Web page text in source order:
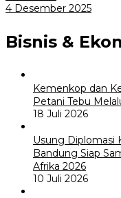
4 Desember 2025
Bisnis &
Kemenkop dan
Petani Tebu
18 Juli 2026
Usung Diplomasi
Bandung Siap
Afrika 2026
10 Juli 2026